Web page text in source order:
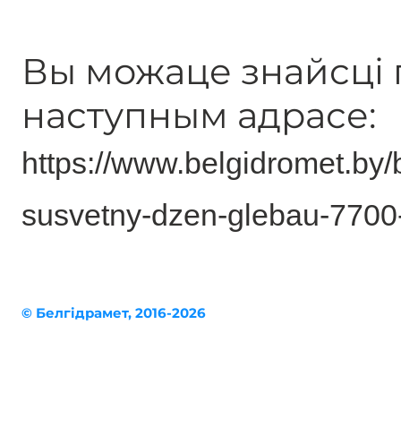
Вы можаце знайсці
наступным адрасе:
https://
susvetny-dzen-glebau-
© Белгiдрaмет, 2016-2026